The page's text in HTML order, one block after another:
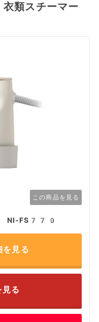
類スチーマー
この商品を見る
ー NI-FS770
見る
る